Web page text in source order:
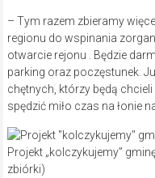
– Tym razem zbieramy
regionu do wspinania
otwarcie rejonu . Będzie
parking oraz poczęstunek.
chętnych, którzy będą
spędzić miło czas na łonie
Projekt „kolczykujemy”
zbiórki)